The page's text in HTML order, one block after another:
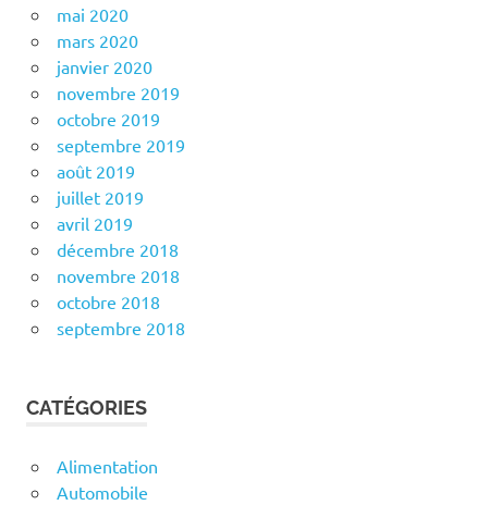
mai 2020
mars 2020
janvier 2020
novembre 2019
octobre 2019
septembre 2019
août 2019
juillet 2019
avril 2019
décembre 2018
novembre 2018
octobre 2018
septembre 2018
CATÉGORIES
Alimentation
Automobile